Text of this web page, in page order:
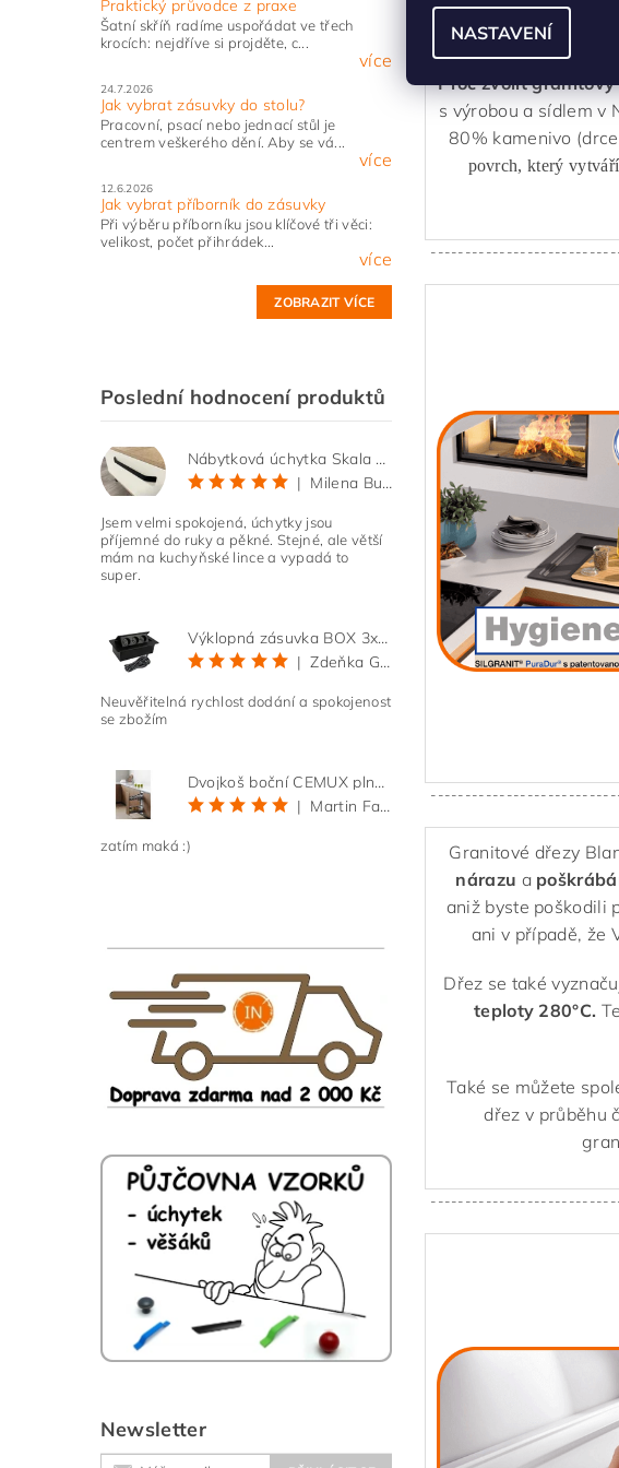
Praktický průvodce z praxe
Šatní skříň radíme uspořádat ve třech
krocích: nejdříve si projděte, c...
více
24.7.2026
Jak vybrat zásuvky do stolu?
Pracovní, psací nebo jednací stůl je
centrem veškerého dění. Aby se vá...
více
12.6.2026
Jak vybrat příborník do zásuvky
Při výběru příborníku jsou klíčové tři věci:
velikost, počet přihrádek...
více
ZOBRAZIT VÍCE
Poslední hodnocení produktů
Nábytková úchytka Skala černá matná
|
Milena Bučková
Jsem velmi spokojená, úchytky jsou
příjemné do ruky a pěkné. Stejné, ale větší
mám na kuchyňské lince a vypadá to
super.
Výklopná zásuvka BOX 3x 230V s 3m kabelem - černá
|
Zdeňka Gold
Neuvěřitelná rychlost dodání a spokojenost
se zbožím
Dvojkoš boční CEMUX plné dno 3D, s tlumením antracit 200 mm
|
Martin Faltus
zatím maká :)
Newsletter
vodovodními
různých
Proč zvolit
s výrobou a sídlem v
80% kamenivo
povrch, který
Granitové dřezy
nárazu a
aniž byste poškodili
ani v případě, že
Dřez se také
teploty 280°C.
Také se můžete
dřez v průběhu
NASTAVENÍ